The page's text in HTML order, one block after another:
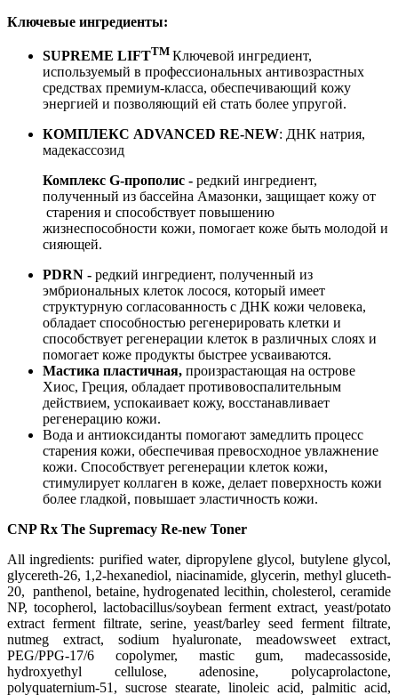
Ключевые ингредиенты:
SUPREME LIFTTM Ключевой ингредиент,
используемый в профессиональных антивозрастных
средствах премиум-класса, обеспечивающий кожу
энергией и позволяющий ей стать более упругой.
КОМПЛЕКС ADVANCED RE-NEW: ДНК натрия,
мадекассозид
Комплекс G-прополис - редкий ингредиент,
полученный из бассейна Амазонки, защищает кожу от
старения и способствует повышению
жизнеспособности кожи, помогает коже быть молодой и
сияющей.
PDRN - редкий ингредиент, полученный из
эмбриональных клеток лосося, который имеет
структурную согласованность с ДНК кожи человека,
обладает способностью регенерировать клетки и
способствует регенерации клеток в различных слоях и
помогает коже продукты быстрее усваиваются.
Мастика пластичная, произрастающая на острове
Хиос, Греция, обладает противовоспалительным
действием, успокаивает кожу, восстанавливает
регенерацию кожи.
Вода и антиоксиданты помогают замедлить процесс
старения кожи, обеспечивая превосходное увлажнение
кожи. Способствует регенерации клеток кожи,
стимулирует коллаген в коже, делает поверхность кожи
более гладкой, повышает эластичность кожи.
CNP Rx The Supremacy Re-new Toner
All ingredients: purified water, dipropylene glycol, butylene glycol,
glycereth-26, 1 ,2-hexanediol, niacinamide, glycerin, methyl gluceth-
20, panthenol, betaine, hydrogenated lecithin, cholesterol, ceramide
NP, tocopherol, lactobacillus/soybean ferment extract, yeast/potato
extract ferment filtrate, serine, yeast/barley seed ferment filtrate,
nutmeg extract, sodium hyaluronate, meadowsweet extract,
PEG/PPG-17/6 copolymer, mastic gum, madecassoside,
hydroxyethyl cellulose, adenosine, polycaprolactone,
polyquaternium-51 , sucrose stearate, linoleic acid, palmitic acid,